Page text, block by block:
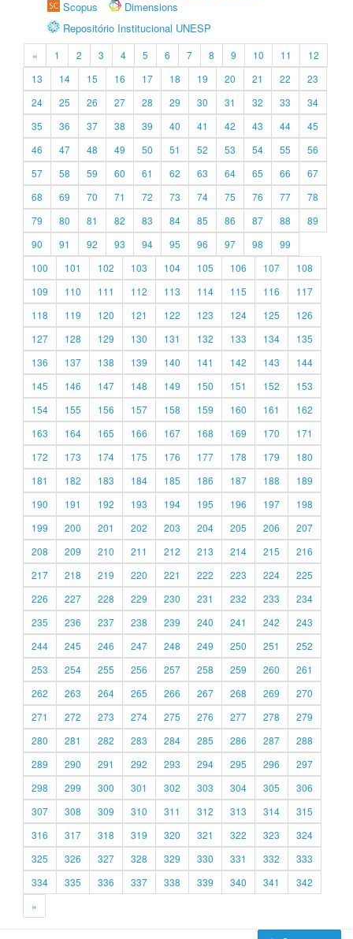
Scopus
Dimensions
Repositório Institucional UNESP
« 1 2 3 4 5 6 7 8 9 10 11
12
13
14 15 16 17 18 19 20 21 22
23
24
25 26 27 28 29 30 31 32 33
34
35
36 37 38 39 40 41 42 43 44
45
46
47 48 49 50 51 52 53 54 55
56
57
58 59 60 61 62 63 64 65 66
67
68
69 70 71 72 73 74 75 76 77
78
79
80 81 82 83 84 85 86 87 88
89
90
91 92 93 94 95 96 97 98
99
100
101 102 103 104 105 106 107
108
109
110 111 112 113 114 115 116
117
118
119 120 121 122 123 124 125
126
127
128 129 130 131 132 133 134
135
136
137 138 139 140 141 142 143
144
145
146 147 148 149 150 151 152
153
154
155 156 157 158 159 160 161
162
163
164 165 166 167 168 169 170
171
172
173 174 175 176 177 178 179
180
181
182 183 184 185 186 187 188
189
190
191 192 193 194 195 196 197
198
199
200 201 202 203 204 205 206
207
208
209 210 211 212 213 214 215
216
217
218 219 220 221 222 223 224
225
226
227 228 229 230 231 232 233
234
235
236 237 238 239 240 241 242
243
244
245 246 247 248 249 250 251
252
253
254 255 256 257 258 259 260
261
262
263 264 265 266 267 268 269
270
271
272 273 274 275 276 277 278
279
280
281 282 283 284 285 286 287
288
289
290 291 292 293 294 295 296
297
298
299 300 301 302 303 304 305
306
307
308 309 310 311 312 313 314
315
316
317 318 319 320 321 322 323
324
325
326 327 328 329 330 331 332
333
334
335 336 337 338 339 340 341
342
»